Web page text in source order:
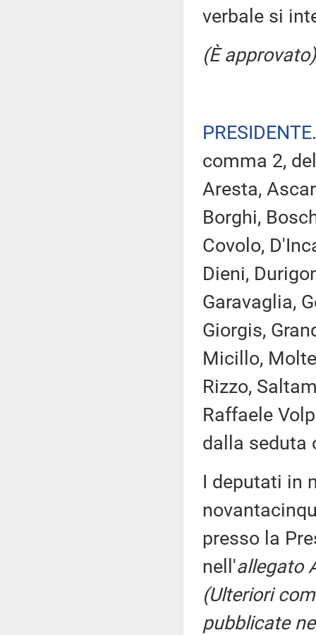
verbale si
(È approvato)
PRESIDENTE
comma 2,
Aresta,
Borghi,
Covolo,
Dieni,
Garavaglia,
Giorgis,
Micillo,
Rizzo,
Raffaele
dalla seduta
I deputati in
presso la
nell'allegato
(Ulteriori
pubblicate